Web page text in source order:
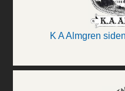
K A Almgren